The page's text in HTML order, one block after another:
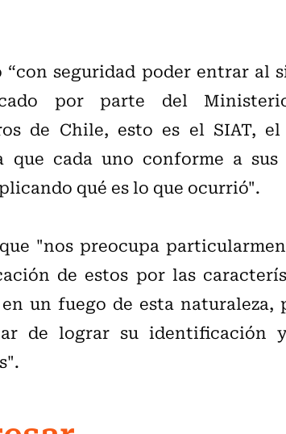
“con seguridad poder entrar al
por parte del
de Chile, esto es el SIAT, el
que cada uno conforme a sus
qué es lo que ocurrió".
"nos preocupa
de estos por las
un fuego de esta
de lograr su identificación